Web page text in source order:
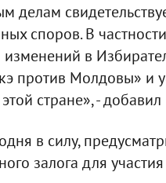
делам
споров. В
изменений в
против Молдовы» и
стране», -
в силу,
залога для